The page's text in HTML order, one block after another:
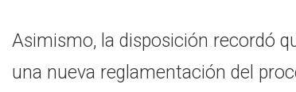
Asimismo, la disposición recordó
una nueva reglamentación del